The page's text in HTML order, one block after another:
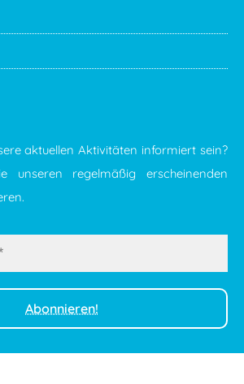
aktuellen Aktivitäten informiert sein?
unseren regelmäßig erscheinenden